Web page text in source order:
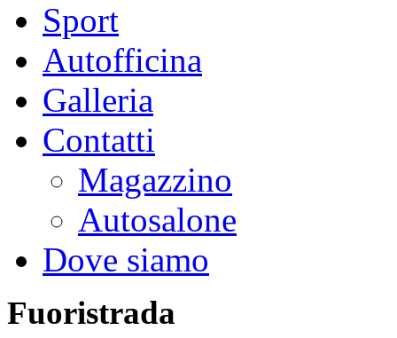
Sport
Autofficina
Galleria
Contatti
Magazzino
Autosalone
Dove siamo
Fuoristrada